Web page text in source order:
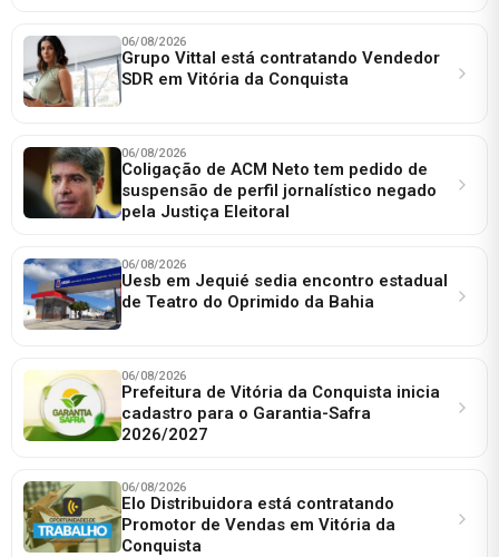
06/08/2026
Grupo Vittal está contratando Vendedor
SDR em Vitória da Conquista
06/08/2026
Coligação de ACM Neto tem pedido de
suspensão de perfil jornalístico negado
pela Justiça Eleitoral
06/08/2026
Uesb em Jequié sedia encontro estadual
de Teatro do Oprimido da Bahia
06/08/2026
Prefeitura de Vitória da Conquista inicia
cadastro para o Garantia-Safra
2026/2027
06/08/2026
Elo Distribuidora está contratando
Promotor de Vendas em Vitória da
Conquista